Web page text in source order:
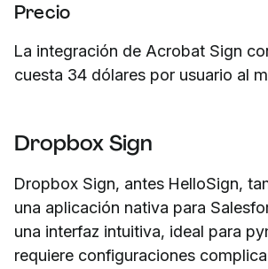
Precio
La integración de Acrobat Sign
cuesta 34 dólares por usuario al
Dropbox Sign
Dropbox Sign, antes HelloSign,
una aplicación nativa para
una interfaz intuitiva, ideal para
requiere configuraciones